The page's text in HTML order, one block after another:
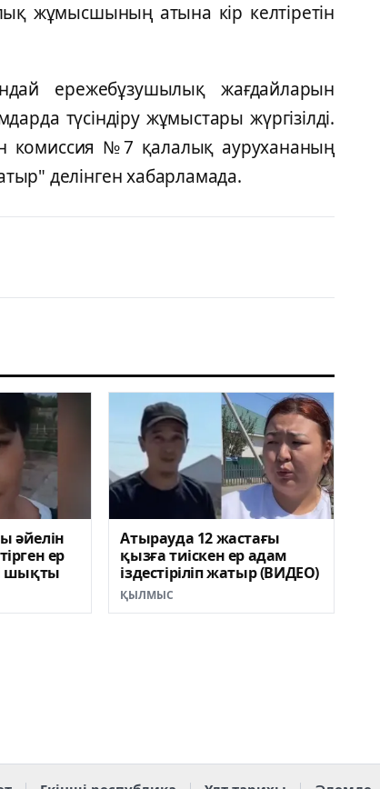
жұмысшының атына кір келтіретін
ережебұзушылық жағдайларын
түсіндіру жұмыстары жүргізілді.
комиссия №7 қалалық аурухананың
делінген хабарламада.
әйелін
ер
шықты
Атырауда 12 жастағы
қызға тиіскен ер адам
іздестіріліп жатыр (ВИДЕО)
ҚЫЛМЫС